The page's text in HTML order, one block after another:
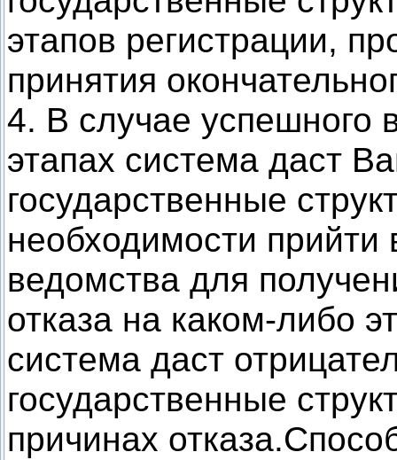
этапов регистрации,
принятия
4. В случае успешного
этапах система даст
государственные
необходимости прийти
ведомства для
отказа на каком-либо
система даст
государственные
причинах